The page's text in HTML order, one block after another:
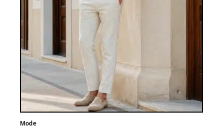
Mode